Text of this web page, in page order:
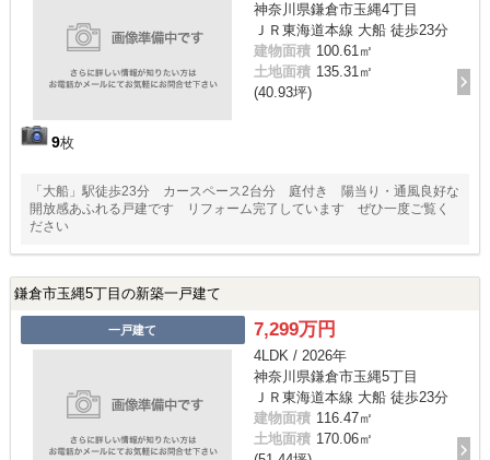
9枚
神奈川県鎌倉市玉縄4丁目
ＪＲ東海道本線 大船 徒歩23分
建物面積 100.61㎡
土地面積 135.31㎡
(40.93坪)
「大船」駅徒歩23分 カースペース2台分 庭付き 陽当り・通風良好な
開放感あふれる戸建です リフォーム完了しています ぜひ一度ご覧く
ださい
鎌倉市玉縄5丁目の新築一戸建て
一戸建て 7,299万円
4LDK / 2026年
神奈川県鎌倉市玉縄5丁目
ＪＲ東海道本線 大船 徒歩23分
建物面積 116.47㎡
土地面積 170.06㎡